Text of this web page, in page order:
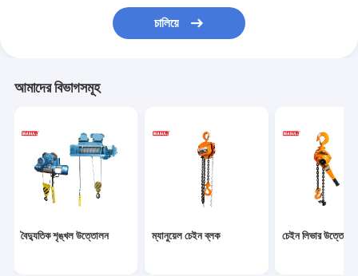
ভ্রমণ ভ্রমণ ট্রলিবাস
যান্ত্রিক উত্তোলন জ্যাক
পলিয়েস্টার বেবাল slings
বৈদ্যুতিক এন্টি ভিঞ্চ
চালিয়ে
আমাদের বিভাগসমূহ
বৈদ্যুতিক শৃঙ্খল উত্তোলন ম্যানুয়েল চেইন ব্লক চেইন লিভার উত্তোলন